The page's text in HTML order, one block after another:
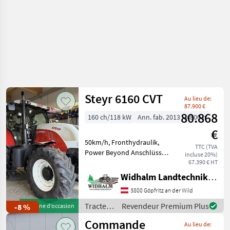
-8 %Machine d’occasion
Steyr 6160 CVT
Au lieu de:
87.900 €
80.868
€
TTC (TVA
incluse 20%)
67.390 € HT
160 ch/118 kW Ann. fab. 2013 4800 h
50km/h, Fronthydraulik,
Power Beyond Anschlüsse,
Druckluftbremse, gefederte
Kabine, gefederte
Vorderachse, LS Pumpe,
stufenloses Getriebe, K80,
au
Widhalm Landtechnik GmbH
3800 Göpfritz an der Wild
Tracteurs
/ Steyr
Revendeur Premium Plus
Commande
Au lieu de: